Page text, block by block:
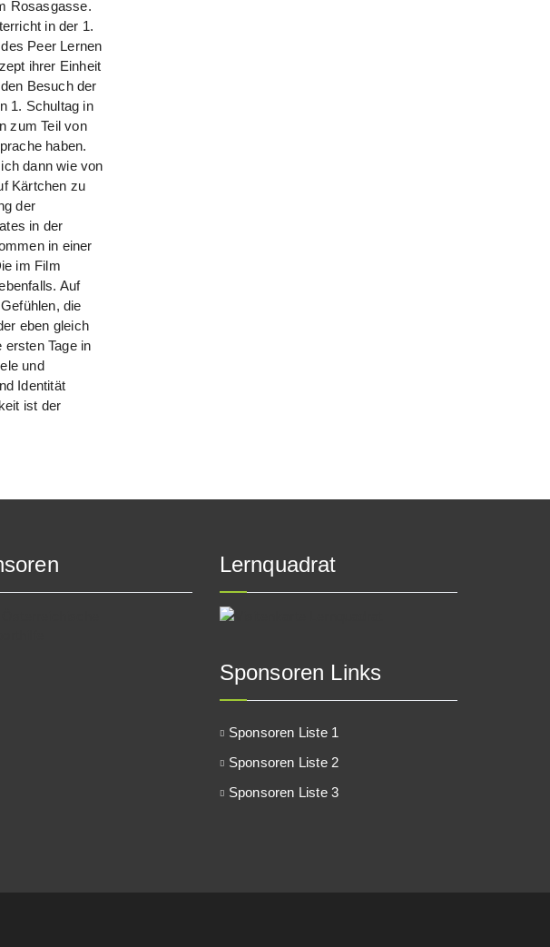
Rosasgasse.
in der 1.
Peer Lernen
ihrer Einheit
Besuch der
1. Schultag in
zum Teil von
haben.
dann wie von
Kärtchen zu
der
in der
in einer
im Film
Auf
die
eben gleich
ersten Tage in
und
Identität
ist der
Lernquadrat
Sponsoren Links
Sponsoren Liste 1
Sponsoren Liste 2
Sponsoren Liste 3